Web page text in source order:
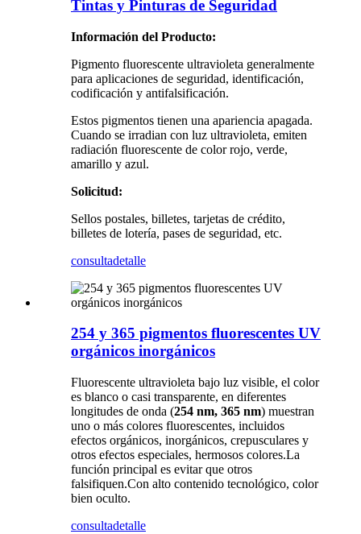
Tintas y Pinturas de Seguridad
Información del Producto:
Pigmento fluorescente ultravioleta generalmente
para aplicaciones de seguridad, identificación,
codificación y antifalsificación.
Estos pigmentos tienen una apariencia apagada.
Cuando se irradian con luz ultravioleta, emiten
radiación fluorescente de color rojo, verde,
amarillo y azul.
Solicitud:
Sellos postales, billetes, tarjetas de crédito,
billetes de lotería, pases de seguridad, etc.
consultadetalle
254 y 365 pigmentos fluorescentes UV
orgánicos inorgánicos
Fluorescente ultravioleta bajo luz visible, el color
es blanco o casi transparente, en diferentes
longitudes de onda (254 nm, 365 nm) muestran
uno o más colores fluorescentes, incluidos
efectos orgánicos, inorgánicos, crepusculares y
otros efectos especiales, hermosos colores.La
función principal es evitar que otros
falsifiquen.Con alto contenido tecnológico, color
bien oculto.
consultadetalle